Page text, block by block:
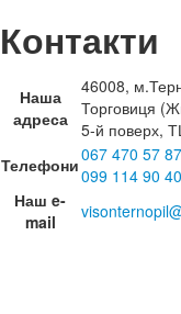
Контакти
Наша
адреса
46008,
Торговиця
5-й поверх,
Телефони067 470 57 87
099 114 90 40
Наш e-
mail